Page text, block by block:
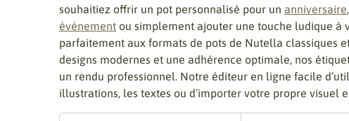
souhaitiez offrir un pot personnalisé pour un anniversaire
événement ou simplement ajouter une touche ludique à
parfaitement aux formats de pots de Nutella classiques
designs modernes et une adhérence optimale, nos
un rendu professionnel. Notre éditeur en ligne facile
illustrations, les textes ou d’importer votre propre visuel